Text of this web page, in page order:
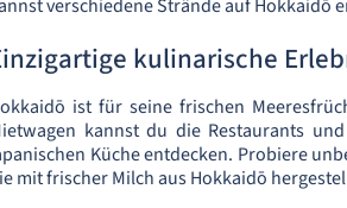
verschiedene Strände auf Hokkaidō
kulinarische
ist für seine frischen
kannst du die Restaurants
Küche entdecken. Probiere
mit frischer Milch aus Hokkaidō